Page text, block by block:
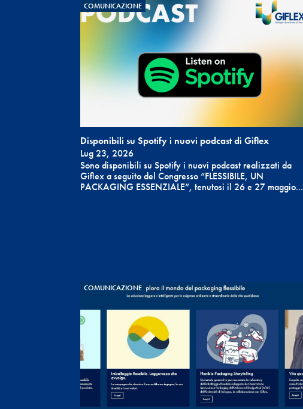
COMUNICAZIONE
Disponibili su Spotify i nuovi podcast di Giflex
Lug 23, 2026
Sono disponibili su Spotify i nuovi podcast realizzati da
Giflex a seguito del Congresso “FLESSIBILE, UN
PACKAGING ESSENZIALE”, tenutosi il 26 e 27 maggio...
COMUNICAZIONE